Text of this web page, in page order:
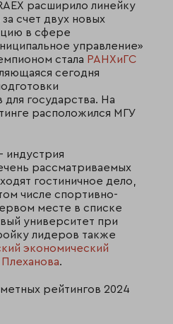
расширило линейку
счет двух новых
в сфере
управление»
стала РАНХиГС
сегодня
государства. На
расположился МГУ
индустрия
рассматриваемых
гостиничное дело,
числе спортивно-
месте в списке
университет при
лидеров также
экономический
.
рейтингов 2024